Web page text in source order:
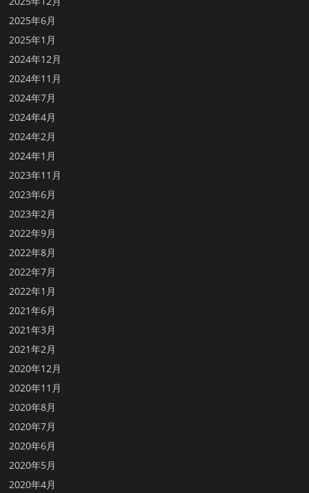
2025年6月
2025年1月
2024年12月
2024年11月
2024年7月
2024年4月
2024年2月
2024年1月
2023年11月
2023年6月
2023年2月
2022年9月
2022年8月
2022年7月
2022年1月
2021年6月
2021年3月
2021年2月
2020年12月
2020年11月
2020年8月
2020年7月
2020年6月
2020年5月
2020年4月